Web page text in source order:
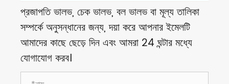
প্রজাপতি ভালভ, চেক ভালভ, বল ভালভ বা মূল্য তালিকা
সম্পর্কে অনুসন্ধানের জন্য, দয়া করে আপনার ইমেলটি
আমাদের কাছে ছেড়ে দিন এবং আমরা 24 ঘন্টার মধ্যে
যোগাযোগ করব।